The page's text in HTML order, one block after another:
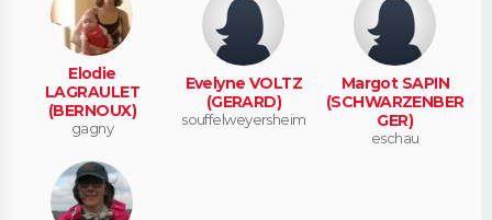
Elodie
LAGRAULET
(BERNOUX)
gagny
Evelyne VOLTZ
(GERARD)
souffelweyersheim
Margot SAPIN
(SCHWARZENBER
GER)
eschau